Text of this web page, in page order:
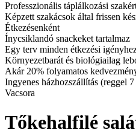
Professzionális táplálkozási
Képzett szakácsok által frissen
Étkezésenként
Ínycsiklandó snackeket tartalmaz
Egy terv minden étkezési
Környezetbarát és biológiailag
Akár 20% folyamatos
Ingyenes házhozszállítás (reggel
Vacsora
Tőkehalfilé